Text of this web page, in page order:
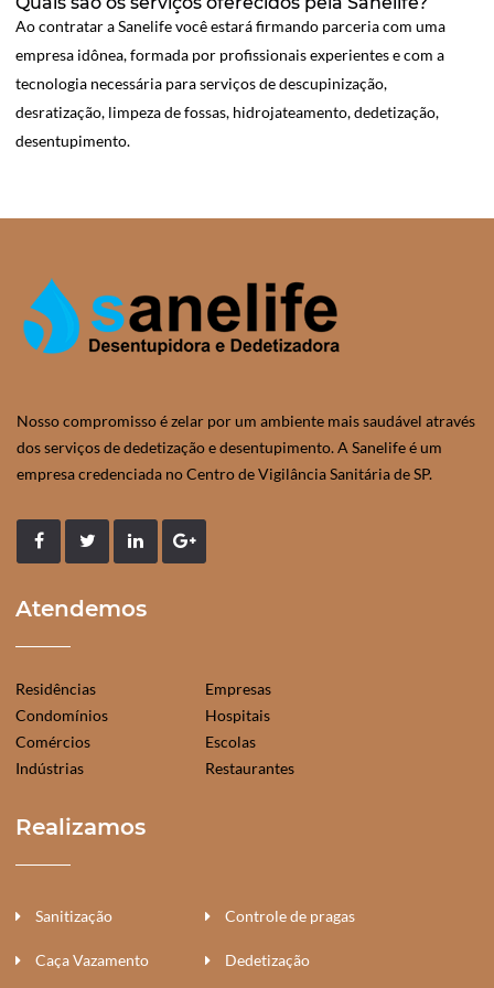
Ao contratar a Sanelife você estará firmando parceria com uma
empresa idônea, formada por profissionais experientes e com a
tecnologia necessária para serviços de descupinização,
desratização, limpeza de fossas, hidrojateamento, dedetização,
desentupimento.
Nosso compromisso é zelar por um ambiente mais saudável através
dos serviços de dedetização e desentupimento. A Sanelife é um
empresa credenciada no Centro de Vigilância Sanitária de SP.
Atendemos
Residências
Condomínios
Comércios
Indústrias
Empresas
Hospitais
Escolas
Restaurantes
Realizamos
Sanitização
Caça Vazamento
Controle de pragas
Dedetização